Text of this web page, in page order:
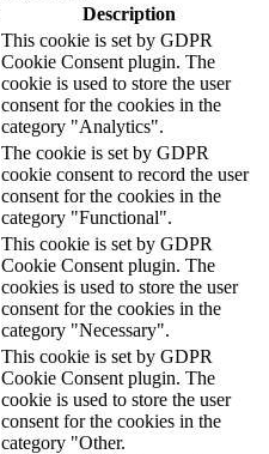
Description
This cookie is set by GDPR
Cookie Consent plugin. The
cookie is used to store the user
consent for the cookies in the
category "Analytics".
The cookie is set by GDPR
cookie consent to record the user
consent for the cookies in the
category "Functional".
This cookie is set by GDPR
Cookie Consent plugin. The
cookies is used to store the user
consent for the cookies in the
category "Necessary".
This cookie is set by GDPR
Cookie Consent plugin. The
cookie is used to store the user
consent for the cookies in the
category "Other.